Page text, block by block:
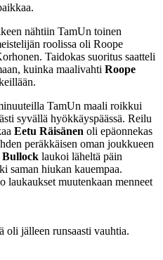
nähtiin TamUn toinen
roolissa oli Roope
Taidokas suoritus saatteli
kuinka maalivahti Roope
TamUn maali roikkui
syvällä hyökkäyspäässä. Reilu
Eetu Räisänen oli epäonnekas
peräkkäisen oman joukkueen
laukoi läheltä päin
saman hiukan kauempaa.
laukaukset muutenkaan menneet
oli jälleen runsaasti vauhtia.